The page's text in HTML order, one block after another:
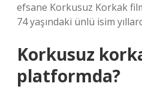
efsane Korkusuz Korkak
74 yaşındaki ünlü isim
Korkusuz
platformda?